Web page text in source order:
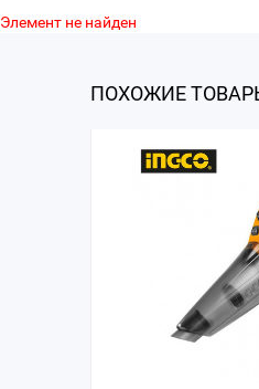
Элемент не найден
ПОХОЖИЕ